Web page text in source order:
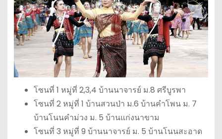
โซนที่ 1 หมู่ที่ 2,3,4 บ้านนาจารย์ ม.8 ศรีบูรพา
โซนที่ 2 หมู่ที่ 1 บ้านสวนป่า ม.6 บ้านคำโพน ม. 7
บ้านโนนคำม่วง ม. 5 บ้านแก่งนาขาม
โซนที่ 3 หมู่ที่ 9 บ้านนาจารย์ ม. 5 บ้านโนนสะอาด